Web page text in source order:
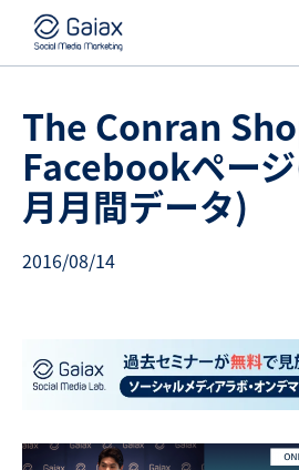
The Conran
Facebookペー
月月間データ)
2016/08/14